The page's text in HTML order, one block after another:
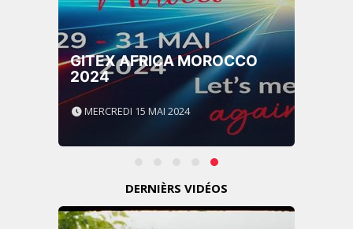
GITEX AFRICA MOROCCO
2024
MERCREDI 15 MAI 2024
DERNIÈRS VIDÉOS